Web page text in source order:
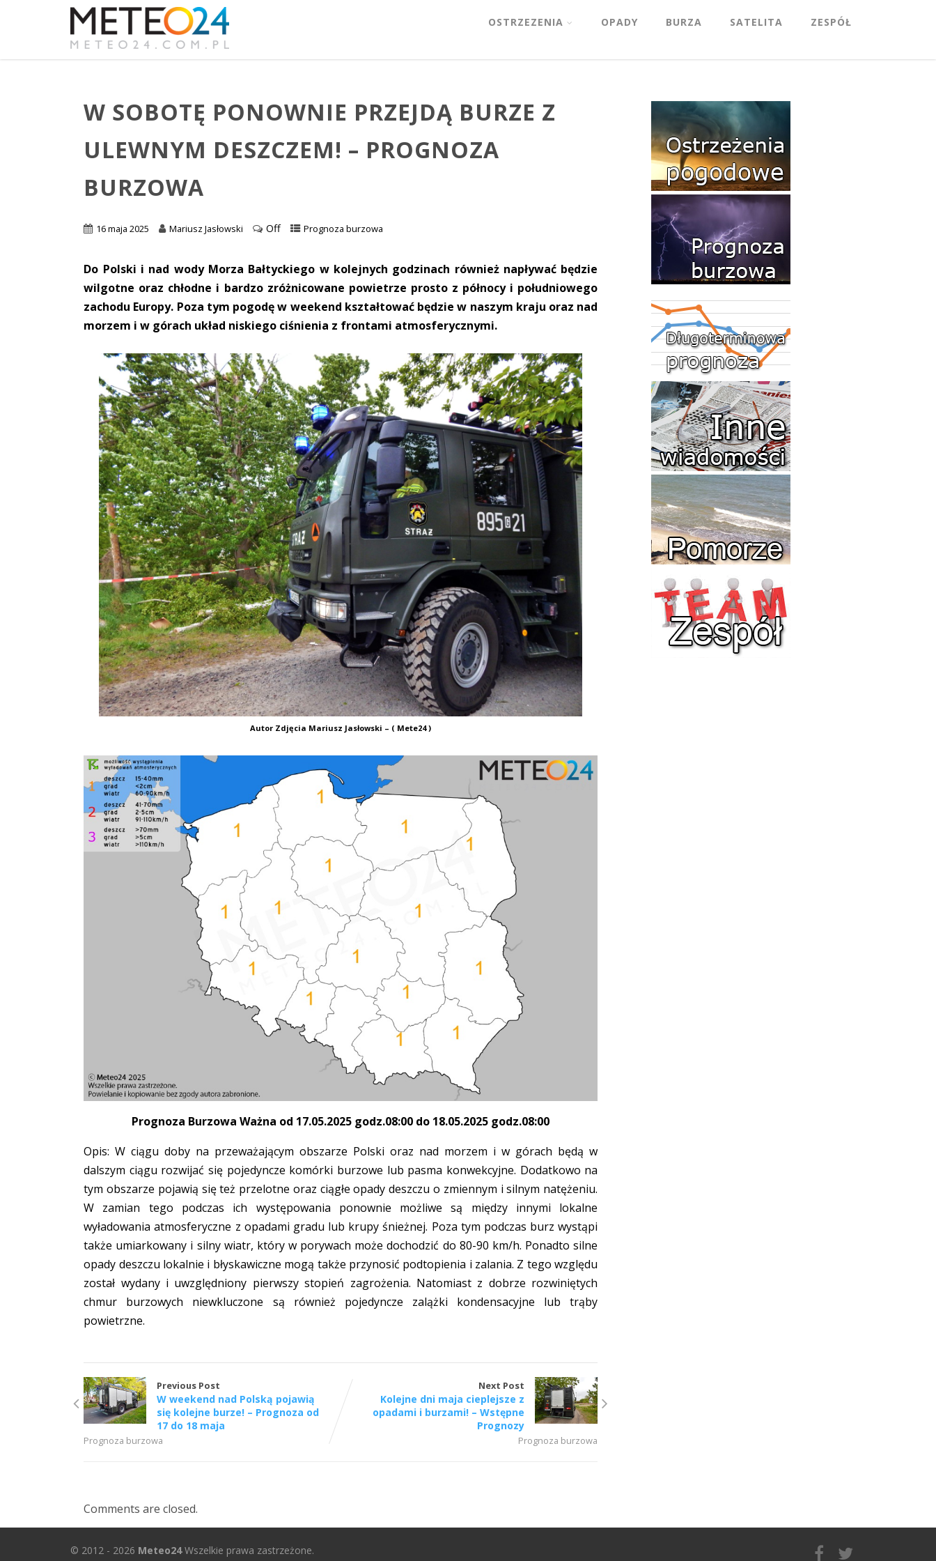
OSTRZEZENIA OPADY BURZA SATELITA ZESPÓŁ
W SOBOTĘ PONOWNIE PRZEJDĄ BURZE Z
ULEWNYM DESZCZEM! – PROGNOZA
BURZOWA
16 maja 2025 Mariusz Jasłowski Off Prognoza burzowa
Do Polski i nad wody Morza Bałtyckiego w kolejnych godzinach również napływać będzie
wilgotne oraz chłodne i bardzo zróżnicowane powietrze prosto z północy i południowego
zachodu Europy. Poza tym pogodę w weekend kształtować będzie w naszym kraju oraz nad
morzem i w górach układ niskiego ciśnienia z frontami atmosferycznymi.
Autor Zdjęcia Mariusz Jasłowski – ( Mete24 )
Prognoza Burzowa Ważna od 17.05.2025 godz.08:00 do 18.05.2025 godz.08:00
Opis: W ciągu doby na przeważającym obszarze Polski oraz nad morzem i w górach będą w
dalszym ciągu rozwijać się pojedyncze komórki burzowe lub pasma konwekcyjne. Dodatkowo na
tym obszarze pojawią się też przelotne oraz ciągłe opady deszczu o zmiennym i silnym natężeniu.
W zamian tego podczas ich występowania ponownie możliwe są między innymi lokalne
wyładowania atmosferyczne z opadami gradu lub krupy śnieżnej. Poza tym podczas burz wystąpi
także umiarkowany i silny wiatr, który w porywach może dochodzić do 80-90 km/h. Ponadto silne
opady deszczu lokalnie i błyskawiczne mogą także przynosić podtopienia i zalania. Z tego względu
został wydany i uwzględniony pierwszy stopień zagrożenia. Natomiast z dobrze rozwiniętych
chmur burzowych niewkluczone są również pojedyncze zalążki kondensacyjne lub trąby
powietrzne.
Previous Post
W weekend nad Polską pojawią
się kolejne burze! – Prognoza od
17 do 18 maja
Prognoza burzowa
Next Post
Kolejne dni maja cieplejsze z
opadami i burzami! – Wstępne
Prognozy
Prognoza burzowa
Comments are closed.
© 2012 - 2026 Meteo24Wszelkie prawa zastrzeżone.